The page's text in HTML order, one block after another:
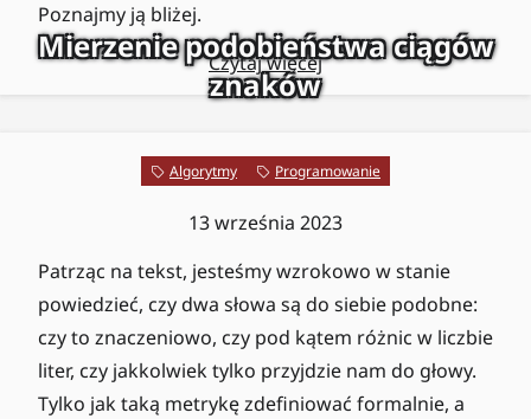
Poznajmy ją bliżej.
Czytaj więcej
Mierzenie podobieństwa ciągów
znaków
Algorytmy Programowanie
13 września 2023
Patrząc na tekst, jesteśmy wzrokowo w stanie
powiedzieć, czy dwa słowa są do siebie podobne:
czy to znaczeniowo, czy pod kątem różnic w liczbie
liter, czy jakkolwiek tylko przyjdzie nam do głowy.
Tylko jak taką metrykę zdefiniować formalnie, a